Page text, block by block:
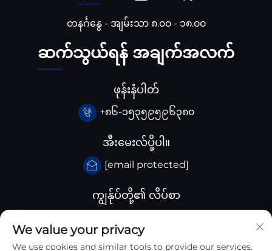
တနင်္ဂနွေ - အျမ်းသာ ၈.၀၀ - ၁၈.၀၀
ဆက်သွယ်ရန် အချက်အလက်
ဖုန်းနံပါတ်
+၈၆-၁၅၃၅၉၅၉၆၃၈၀
အီးမေးလ်ပို့ပါ။
[email protected]
ကျွန်ုပ်တို့၏ လိပ်စာ
Sichuan province, ချီးနား
We value your privacy
We use cookies and similar tools to provide our services.